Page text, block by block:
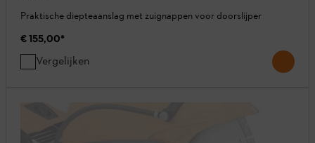
Praktische diepteaanslag met zuignappen voor doorslijper
€ 155,00*
Vergelijken